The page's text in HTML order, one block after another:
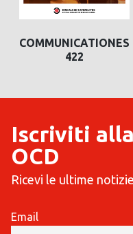
COMMUNICATIONES
421
Iscriviti
OCD
Ricevi le ultime notizie
Email